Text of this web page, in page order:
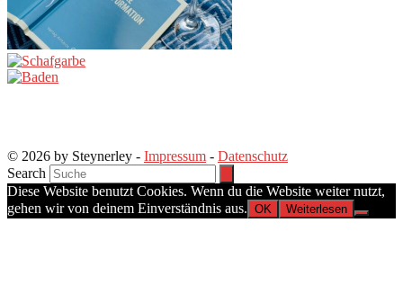
© 2026 by Steynerley - Impressum - Datenschutz
Search
Diese Website benutzt Cookies. Wenn du die Website weiter nutzt,
gehen wir von deinem Einverständnis aus. OK Weiterlesen